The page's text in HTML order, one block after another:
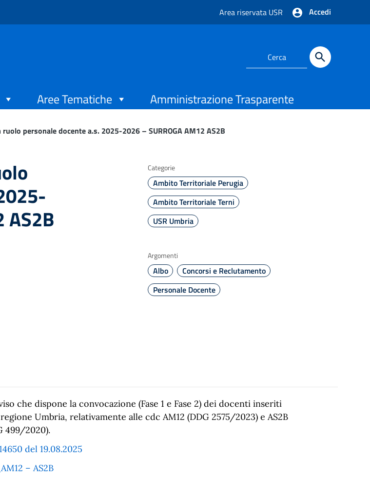
Area riservata USR Accedi
Aree Tematiche Amministrazione Trasparente
personale docente a.s. 2025-2026 – SURROGA AM12 AS2B
AS2B
Categorie
Ambito Territoriale Perugia
Ambito Territoriale Terni
USR Umbria
Argomenti
Albo
Concorsi e Reclutamento
Personale Docente
che dispone la convocazione (Fase 1 e Fase 2) dei docenti inseriti
Umbria, relativamente alle cdc AM12 (DDG 2575/2023) e AS2B
499/2020).
del 19.08.2025
– AS2B